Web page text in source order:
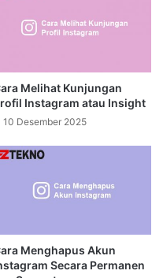
Melihat Kunjungan
Instagram atau Insight
10 Desember 2025
Menghapus Akun
Secara Permanen